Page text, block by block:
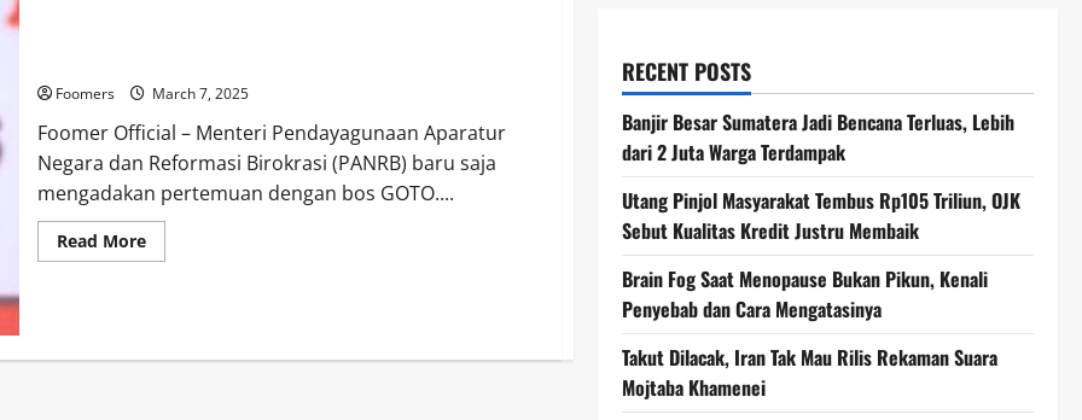
Foomers March 7, 2025
Foomer Official – Menteri Pendayagunaan Aparatur
Negara dan Reformasi Birokrasi (PANRB) baru saja
mengadakan pertemuan dengan bos GOTO....
Read MoreRead
more
Bos
RECENT POSTS
Banjir Besar Sumatera Jadi Bencana Terluas, Lebih
dari 2 Juta Warga Terdampak
Utang Pinjol Masyarakat Tembus Rp105 Triliun, OJK
Sebut Kualitas Kredit Justru Membaik
Brain Fog Saat Menopause Bukan Pikun, Kenali
Penyebab dan Cara Mengatasinya
Takut Dilacak, Iran Tak Mau Rilis Rekaman Suara
Mojtaba Khamenei